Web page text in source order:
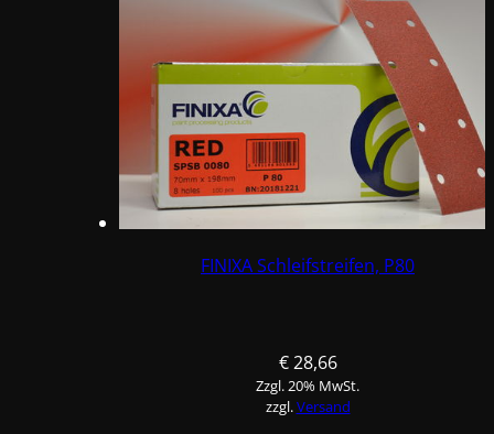
FINIXA Schleifstreifen, P80
€28,66
Zzgl. 20% MwSt.
zzgl.Versand